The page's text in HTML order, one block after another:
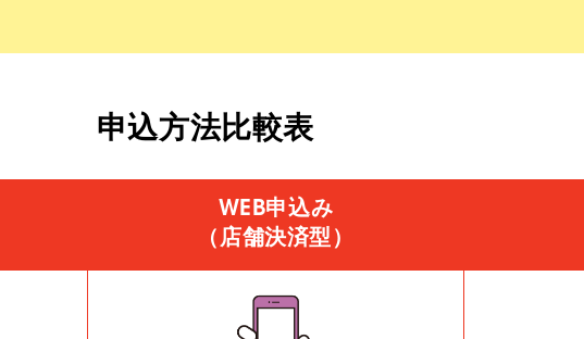
申込方法比較表
WEB申込み
（店舗決済型）